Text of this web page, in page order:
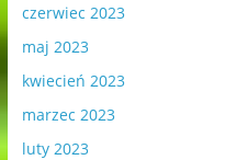
czerwiec 2023
maj 2023
kwiecień 2023
marzec 2023
luty 2023